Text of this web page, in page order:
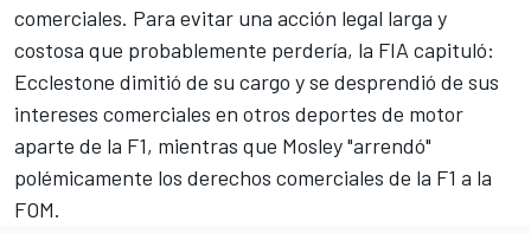
comerciales. Para evitar una acción legal larga y
costosa que probablemente perdería, la FIA capituló:
Ecclestone dimitió de su cargo y se desprendió de sus
intereses comerciales en otros deportes de motor
aparte de la F1, mientras que Mosley "arrendó"
polémicamente los derechos comerciales de la F1 a la
FOM.